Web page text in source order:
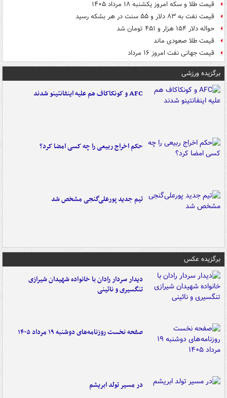
قیمت طلا و سکه امروز یکشنبه ۱۸ مرداد ۱۴۰۵
قیمت نفت به ۸۳ دلار و ۵۵ سنت در هر بشکه رسید
حواله دلار ۱۵۴ هزار و ۴۵۱ تومان شد
قیمت طلا صعودی ماند
قیمت جهانی نفت امروز ۱۶ مرداد
برگزیده ورزشی
AFC و کونکاکاف هم علیه اینفانتینو شدند
حکم اخراج ربیعی را چه کسی امضا کرد؟
تیم جدید پورعلی‌گنجی مشخص شد
برگزیده عکس
دیدار سردار رادان با خانواده‌ شهیدان شیرازی
تنگسیری و نائینی
صفحه نخست روزنامه‌های دوشنبه ۱۹ مرداد ۱۴۰۵
در مسیر تولد ابریشم